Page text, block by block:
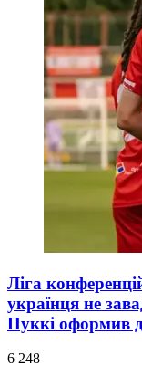
Ліга
українця не
Пуккі оформив
6 248